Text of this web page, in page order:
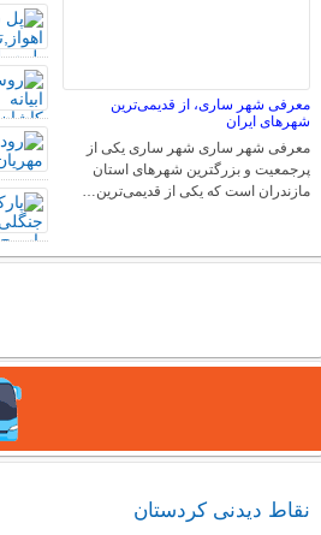
معرفی شهر ساری، از قدیمی‌ترین
شهرهای ایران
معرفی شهر ساری شهر ساری یکی از
پرجمعیت و بزرگترین شهرهای استان
مازندران است که یکی از قدیمی‌ترین…
نقاط دیدنی کردستان